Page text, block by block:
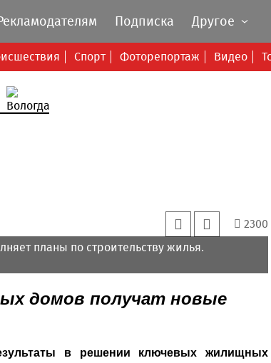
Спорт Фоторепортаж Видео
Подписка Другое
2300
планы по строительству жилья.
домов получат новые
в решении ключевых жилищных